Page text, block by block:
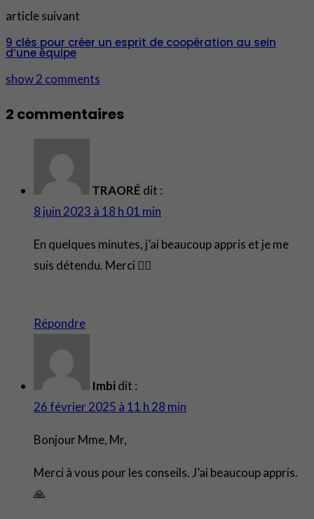
article suivant
9 clés pour créer un esprit de coopération au sein
d’une équipe
show 2 comments
2 commentaires
TRAORÉ dit :
8 juin 2023 à 18 h 01 min
En quelques minutes, j’ai beaucoup appris et je me
suis détendu. Merci 👍🏾
Répondre
Imbi dit :
26 février 2025 à 11 h 28 min
Bonjour Mme, Mr,
Merci à vous pour les conseils. J’ai beaucoup appris.
🙏